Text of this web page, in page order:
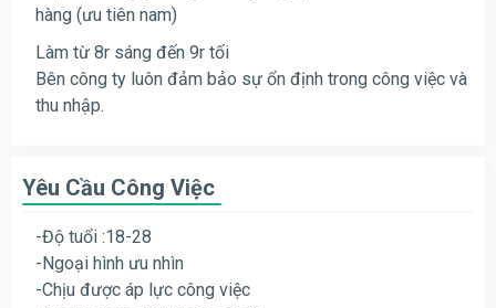
hàng (ưu tiên nam)
Làm từ 8r sáng đến 9r tối
Bên công ty luôn đảm bảo sự ổn định trong công việc và
thu nhập.
Yêu Cầu Công Việc
-Độ tuổi :18-28
-Ngoại hình ưu nhìn
-Chịu được áp lực công việc